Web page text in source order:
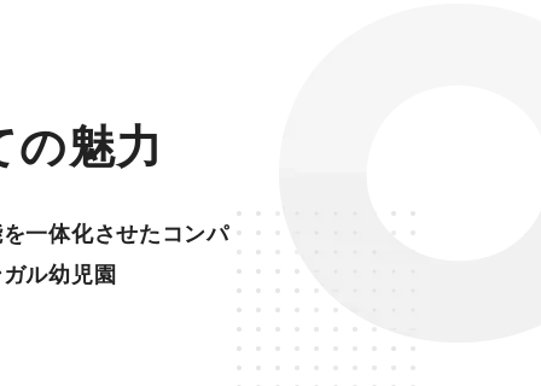
の魅力
一体化させたコンパ
ル幼児園